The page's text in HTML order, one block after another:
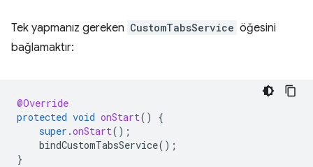
Tek yapmanız gereken CustomTabsService öğesini
bağlamaktır:
@Override
protected void onStart()
{
super .onStart();
bindCustomTabsService();
}